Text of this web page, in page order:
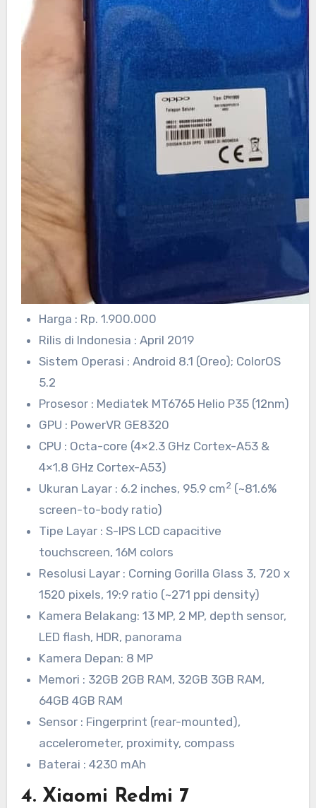
Harga : Rp. 1.900.000
Rilis di Indonesia : April 2019
Sistem Operasi : Android 8.1 (Oreo); ColorOS
5.2
Prosesor : Mediatek MT6765 Helio P35 (12nm)
GPU : PowerVR GE8320
CPU : Octa-core (4×2.3 GHz Cortex-A53 &
4×1.8 GHz Cortex-A53)
Ukuran Layar : 6.2 inches, 95.9 cm2 (~81.6%
screen-to-body ratio)
Tipe Layar : S-IPS LCD capacitive
touchscreen, 16M colors
Resolusi Layar : Corning Gorilla Glass 3, 720 x
1520 pixels, 19:9 ratio (~271 ppi density)
Kamera Belakang: 13 MP, 2 MP, depth sensor,
LED flash, HDR, panorama
Kamera Depan: 8 MP
Memori : 32GB 2GB RAM, 32GB 3GB RAM,
64GB 4GB RAM
Sensor : Fingerprint (rear-mounted),
accelerometer, proximity, compass
Baterai : 4230 mAh
4. Xiaomi Redmi 7